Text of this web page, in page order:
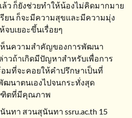
ว ก็ยังช่วยทำให้น้องไม่คิดมากมาย
ยน ก็จะมีความสุขและมีความมุ่ง
จบเยอะขึ้นเรื่อยๆ
ห็นความสำคัญของการพัฒนา
าวถ้าเกิดมีปัญหาสำหรับเพื่อการ
อมที่จะคอยให้คำปรึกษาเป็นที่
ฒนาตนเองไปจนกระทั่งสุด
ฑิตที่มีคุณภาพ
นทา สวนสุนันทา ssru.ac.th 15